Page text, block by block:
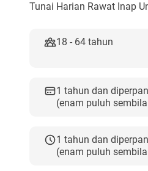
Tunai Harian Rawat Inap
18 - 64 tahun
1 tahun dan
(enam puluh
1 tahun dan
(enam puluh